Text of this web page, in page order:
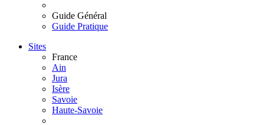
Guide Général
Guide Pratique
Sites
France
Ain
Jura
Isère
Savoie
Haute-Savoie